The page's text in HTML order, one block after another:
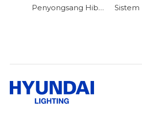
Penyongsang Hibrid Kediaman Fasa tunggal voltan rendah I1-HYD-LV